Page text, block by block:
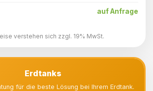
auf Anfrage
verstehen sich zzgl. 19% MwSt.
Erdtanks
für die beste Lösung bei Ihrem Erdtank.